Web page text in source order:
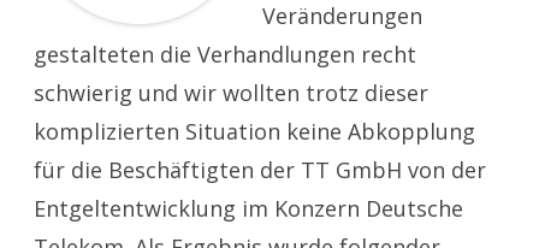
Veränderungen
gestalteten die Verhandlungen recht
schwierig und wir wollten trotz dieser
komplizierten Situation keine Abkopplung
für die Beschäftigten der TT GmbH von der
Entgeltentwicklung im Konzern Deutsche